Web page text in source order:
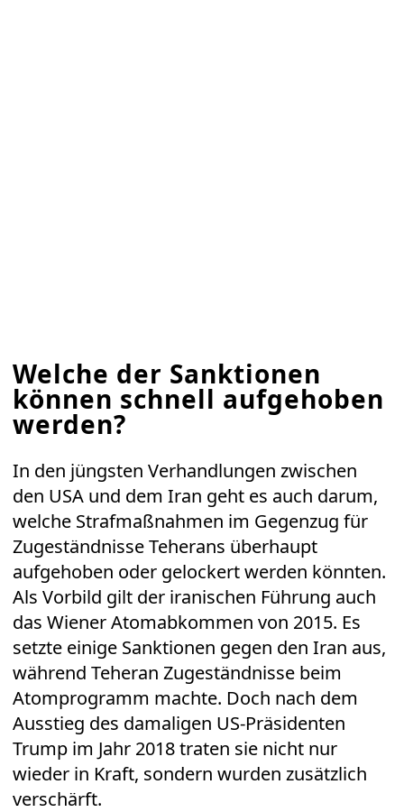
Welche der Sanktionen
können schnell aufgehoben
werden?
In den jüngsten Verhandlungen zwischen
den USA und dem Iran geht es auch darum,
welche Strafmaßnahmen im Gegenzug für
Zugeständnisse Teherans überhaupt
aufgehoben oder gelockert werden könnten.
Als Vorbild gilt der iranischen Führung auch
das Wiener Atomabkommen von 2015. Es
setzte einige Sanktionen gegen den Iran aus,
während Teheran Zugeständnisse beim
Atomprogramm machte. Doch nach dem
Ausstieg des damaligen US-Präsidenten
Trump im Jahr 2018 traten sie nicht nur
wieder in Kraft, sondern wurden zusätzlich
verschärft.